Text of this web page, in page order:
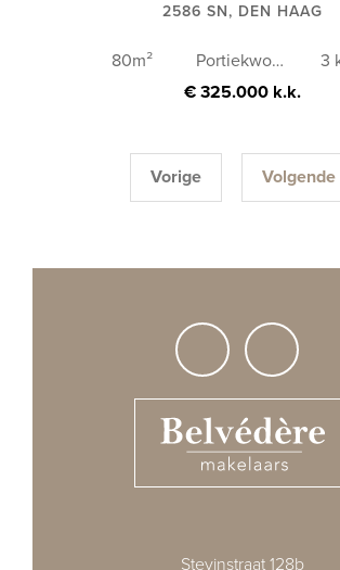
2586 SN, DEN HAAG
80m² Portiekwoning
3
€ 325.000 k.k.
Vorige Volgende
Stevinstraat 128b